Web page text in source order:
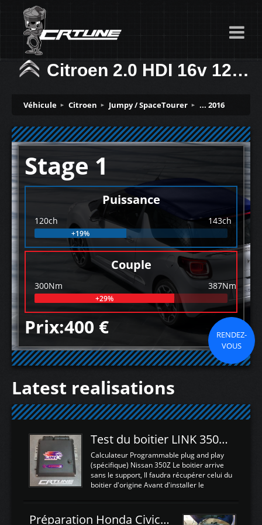
Citroen 2.0 HDI 16v 120ch
Véhicule Citroen Jumpy / SpaceTourer ... 2016
Stage 1
Puissance
120ch 143ch
+19%
Couple
300Nm 387Nm
+29%
Prix:400 €
RENDEZ-
VOUS
Latest realisations
Test du boitier LINK 350Z Plugin ECU
Calculateur Programmable plug and play
(spécifique) Nissan 350Z Le boitier arrive
sans le support, Il faudra récupérer celui du
boitier d'origine Avant d'installer le
d'envoyer l'information de la large bande
Préparation Honda Civic Type R FK2